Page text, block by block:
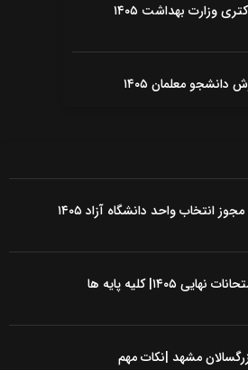
وزارت بهداشت ۱۴۰۵
دانشجو معلمان ۱۴۰۵
انتخاب واحد دانشگاه آزاد ۱۴۰۵
۱۴۰۵| کلیه پایه ها
مشهد |نکات مهم